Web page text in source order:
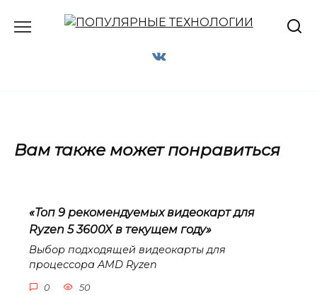
Вам также может понравиться
«Топ 9 рекомендуемых видеокарт для
Ryzen 5 3600X в текущем году»
Выбор подходящей видеокарты для
процессора AMD Ryzen
0 50